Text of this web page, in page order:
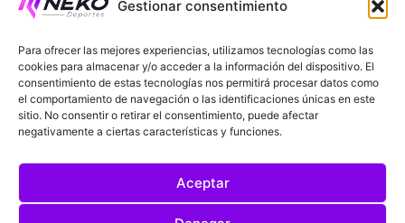
Gestionar consentimiento
Para ofrecer las mejores experiencias, utilizamos tecnologías como las
cookies para almacenar y/o acceder a la información del dispositivo. El
consentimiento de estas tecnologías nos permitirá procesar datos como
el comportamiento de navegación o las identificaciones únicas en este
sitio. No consentir o retirar el consentimiento, puede afectar
negativamente a ciertas características y funciones.
Aceptar
ÚLTIMAS NOTICIAS COMPETICIONES EUROPEAS
LA LIGA MUNDIAL 2026 FÚTBOL INTERNACIONAL
SOBRE NOSOTROS
POLÍTICA DE PRIVACIDAD
POLÍTICA DE COOKIES